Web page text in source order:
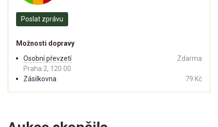
Poslat zprávu
Možnosti dopravy
Osobní převzetí
Praha 2, 120 00
Zdarma
Zásilkovna 79 Kč